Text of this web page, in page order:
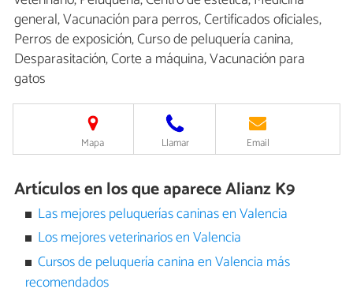
general, Vacunación para perros, Certificados oficiales,
Perros de exposición, Curso de peluquería canina,
Desparasitación, Corte a máquina, Vacunación para
gatos
Mapa Llamar Email
Artículos en los que aparece Alianz K9
Las mejores peluquerías caninas en Valencia
Los mejores veterinarios en Valencia
Cursos de peluquería canina en Valencia más
recomendados